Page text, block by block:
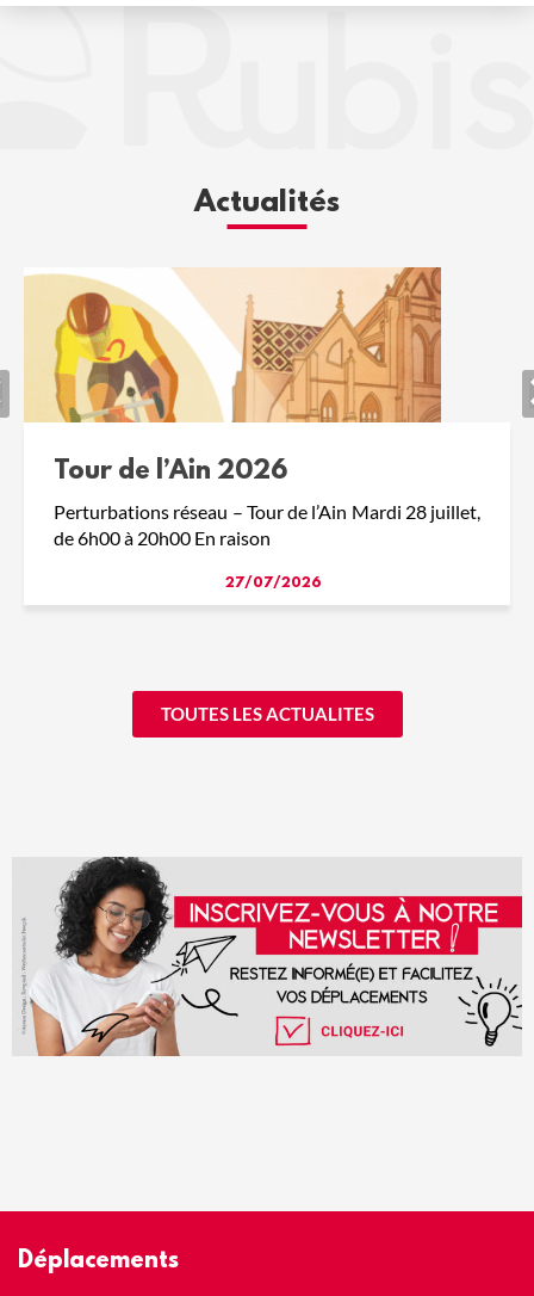
Actualités
Tour de l’Ain 2026
Perturbations réseau – Tour de l’Ain Mardi 28 juillet,
de 6h00 à 20h00 En raison
27/07/2026
TOUTES LES ACTUALITES
Déplacements